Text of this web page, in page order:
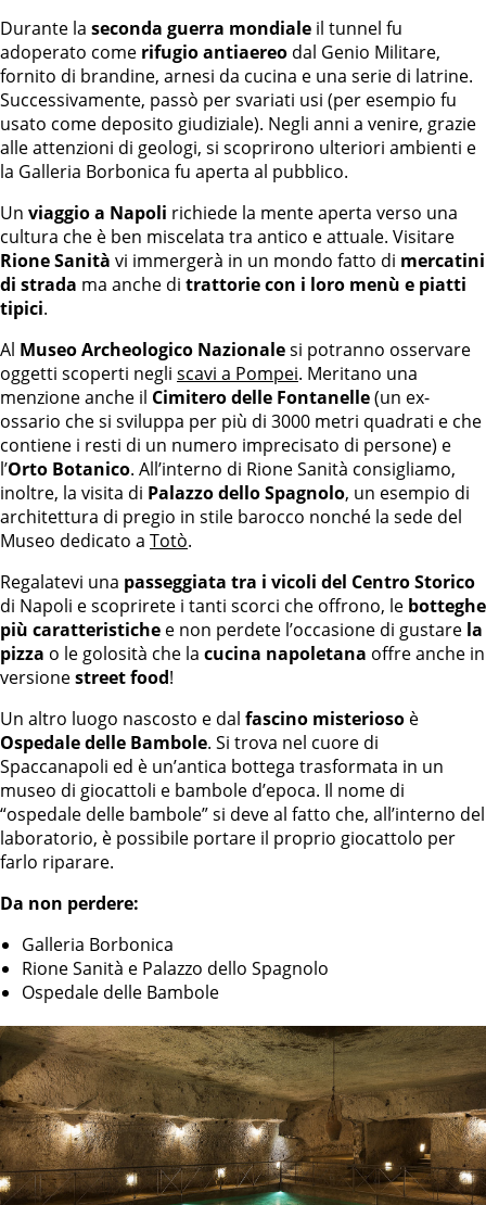
Durante la seconda guerra mondiale il tunnel fu
adoperato come rifugio antiaereo dal Genio Militare,
fornito di brandine, arnesi da cucina e una serie di latrine.
Successivamente, passò per svariati usi (per esempio fu
usato come deposito giudiziale). Negli anni a venire, grazie
alle attenzioni di geologi, si scoprirono ulteriori ambienti e
la Galleria Borbonica fu aperta al pubblico.
Un viaggio a Napoli richiede la mente aperta verso una
cultura che è ben miscelata tra antico e attuale. Visitare
Rione Sanità vi immergerà in un mondo fatto di mercatini
di strada ma anche di trattorie con i loro menù e piatti
tipici.
Al Museo Archeologico Nazionalesi potranno osservare
oggetti scoperti negli scavi a Pompei. Meritano una
menzione anche il Cimitero delle Fontanelle(un ex-
ossario che si sviluppa per più di 3000 metri quadrati e che
contiene i resti di un numero imprecisato di persone) e
l’Orto Botanico. All’interno di Rione Sanità consigliamo,
inoltre, la visita di Palazzo dello Spagnolo, un esempio di
architettura di pregio in stile barocco nonché la sede del
Museo dedicato a Totò.
Regalatevi una passeggiata tra i vicoli del Centro Storico
di Napoli e scoprirete i tanti scorci che offrono, le botteghe
più caratteristiche e non perdete l’occasione di gustare la
pizza o le golosità che la cucina napoletana offre anche in
versionestreet food!
Un altro luogo nascosto e dal fascino misterioso è
Ospedale delle Bambole. Si trova nel cuore di
Spaccanapoli ed è un’antica bottega trasformata in un
museo di giocattoli e bambole d’epoca. Il nome di
“ospedale delle bambole” si deve al fatto che, all’interno del
laboratorio, è possibile portare il proprio giocattolo per
farlo riparare.
Da non perdere:
Galleria Borbonica
Rione Sanità e Palazzo dello Spagnolo
Ospedale delle Bambole